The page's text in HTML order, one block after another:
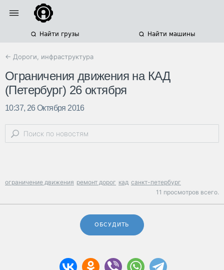
Найти грузы Найти машины
← Дороги, инфраструктура
Ограничения движения на КАД
(Петербург) 26 октября
10:37, 26 Октября 2016
ограничение движения ремонт дорог кад санкт-петербург
11 просмотров всего.
ОБСУДИТЬ